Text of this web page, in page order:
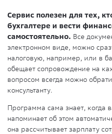
Сервис полезен для тех,
бухгалтере и вести
самостоятельно. Все
электронном виде, можно
налоговую, например, или в
обещает сопровождение на
вопросом всегда можно
консультанту.
Программа сама знает, когда
напоминает об этом
она рассчитывает зарплату